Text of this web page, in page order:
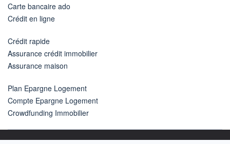
Carte bancaire ado
Crédit en ligne
Crédit rapide
Assurance crédit immobilier
Assurance maison
Plan Epargne Logement
Compte Epargne Logement
Crowdfunding Immobilier